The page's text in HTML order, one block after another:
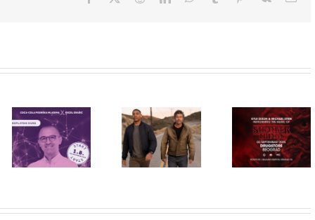
Priključi se
besplatnoj
regionalnoj AI
edukaciji i
nauči kako da
HBO Max
predstavio
službeni
STRANGER
THINGS
muzika iz